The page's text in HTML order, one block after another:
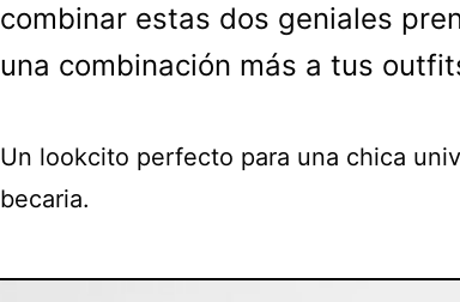
combinar estas dos geniales
una combinación más a tus
Un lookcito perfecto para una chica
becaria.